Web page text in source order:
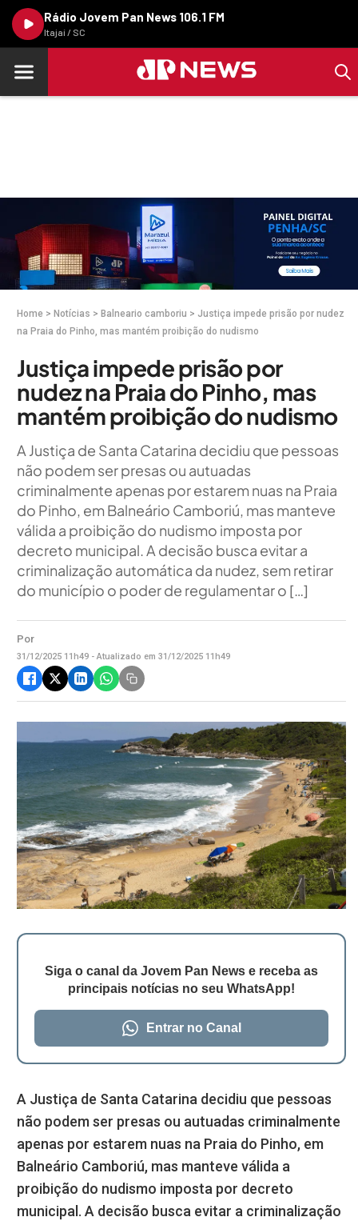
Rádio Jovem Pan News 106.1 FM
Itajaí / SC
Home > Notícias > Balneario camboriu > Justiça impede prisão por nudez
na Praia do Pinho, mas mantém proibição do nudismo
Justiça impede prisão por
nudez na Praia do Pinho, mas
mantém proibição do nudismo
A Justiça de Santa Catarina decidiu que pessoas
não podem ser presas ou autuadas
criminalmente apenas por estarem nuas na Praia
do Pinho, em Balneário Camboriú, mas manteve
válida a proibição do nudismo imposta por
decreto municipal. A decisão busca evitar a
criminalização automática da nudez, sem retirar
do município o poder de regulamentar o […]
Por
31/12/2025 11h49 - Atualizado em 31/12/2025 11h49
Siga o canal da Jovem Pan News e receba as
principais notícias no seu WhatsApp!
Entrar no Canal
A Justiça de Santa Catarina decidiu que pessoas
não podem ser presas ou autuadas criminalmente
apenas por estarem nuas na Praia do Pinho, em
Balneário Camboriú, mas manteve válida a
proibição do nudismo imposta por decreto
municipal. A decisão busca evitar a criminalização